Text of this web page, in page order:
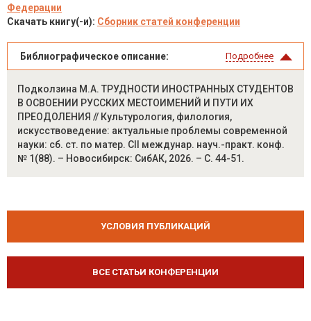
Федерации
Скачать книгу(-и): Сборник статей конференции
Библиографическое описание: Подробнее
Подколзина М.А. ТРУДНОСТИ ИНОСТРАННЫХ СТУДЕНТОВ
В ОСВОЕНИИ РУССКИХ МЕСТОИМЕНИЙ И ПУТИ ИХ
ПРЕОДОЛЕНИЯ // Культурология, филология,
искусствоведение: актуальные проблемы современной
науки: сб. ст. по матер. CII междунар. науч.-практ. конф.
№ 1(88). – Новосибирск: СибАК, 2026. – С. 44-51.
УСЛОВИЯ ПУБЛИКАЦИЙ
ВСЕ СТАТЬИ КОНФЕРЕНЦИИ